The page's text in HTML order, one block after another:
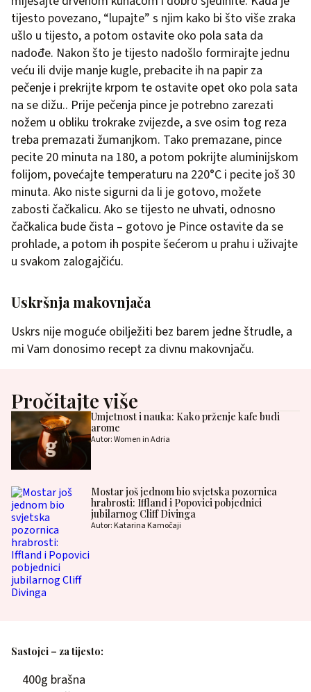
tijesto povezano, “lupajte” s njim kako bi što više zraka
ušlo u tijesto, a potom ostavite oko pola sata da
nadođe. Nakon što je tijesto nadošlo formirajte jednu
veću ili dvije manje kugle, prebacite ih na papir za
pečenje i prekrijte krpom te ostavite opet oko pola sata
na se dižu.. Prije pečenja pince je potrebno zarezati
nožem u obliku trokrake zvijezde, a sve osim tog reza
treba premazati žumanjkom. Tako premazane, pince
pecite 20 minuta na 180, a potom pokrijte aluminijskom
folijom, povećajte temperaturu na 220°C i pecite još 30
minuta. Ako niste sigurni da li je gotovo, možete
zabosti čačkalicu. Ako se tijesto ne uhvati, odnosno
čačkalica bude čista – gotovo je Pince ostavite da se
prohlade, a potom ih pospite šećerom u prahu i uživajte
u svakom zalogajčiću.
Uskršnja makovnjača
Uskrs nije moguće obilježiti bez barem jedne štrudle, a
mi Vam donosimo recept za divnu makovnjaču.
Pročitajte više
Umjetnost i nauka: Kako prženje kafe budi
arome
Autor: Women in Adria
Mostar još jednom bio svjetska pozornica
hrabrosti: Iffland i Popovici pobjednici
jubilarnog Cliff Divinga
Autor: Katarina Kamočaji
Sastojci – za tijesto:
400g brašna